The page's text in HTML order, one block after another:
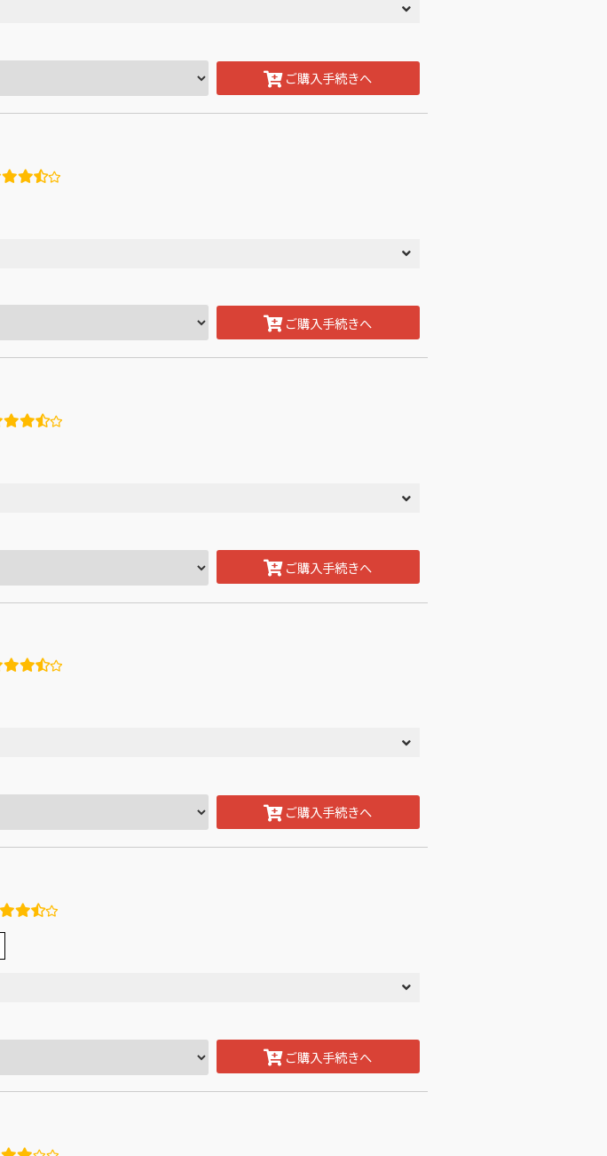
ご購入手続きへ
ご購入手続きへ
ご購入手続きへ
ご購入手続きへ
ご購入手続きへ